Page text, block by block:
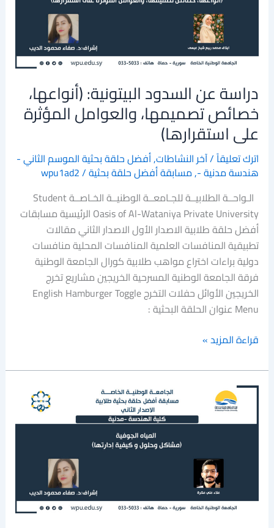
دراسة عن السدود البيتونية: (أنواعها،
خصائص تصميمها، والعوامل المؤثرة
على استقرارها)
اترك تعليقاً/آخر النشاطات,أفضل حلقة بحثية الموسم الثاني -
هندسة مدنية -,مسابقة أفضل حلقة بحثية/
wpu1ad2
الـواحــة الطلابيــة للجـامعــة الوطنيــة الخـاصــة Student
Oasis of Al-Wataniya Private University الرئيسية مسابقات
أفضل حلقة طلابية الاصدار الأول الاصدار الثاني مقالات
تطبيقية المنافسات العلمية المنافسات المحلية منافسات
دولية براءات اختراع مواهب طلابية كورال الجامعة الوطنية
فرقة الجامعة الوطنية المسرحية الخريجين مشاريع تخرج
الخريجين الأوائل حفلات التخرج English Hamburger Toggle
Menu عنوان الحلقة البحثية :
تصميمها،
والعوامل
على
استقرارها)
قراءة المزيد »
المياه
الجوفية
(مشاكل